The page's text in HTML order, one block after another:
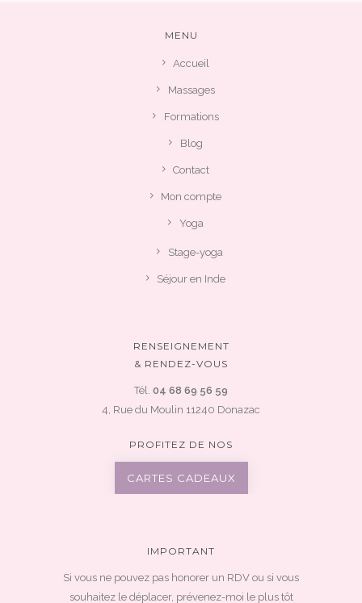
MENU
Accueil
Massages
Formations
Blog
Contact
Mon compte
Yoga
Stage-yoga
Séjour en Inde
RENSEIGNEMENT
& RENDEZ-VOUS
Tél. 04 68 69 56 59
4, Rue du Moulin 11240 Donazac
PROFITEZ DE NOS
CARTES CADEAUX
IMPORTANT
Si vous ne pouvez pas honorer un RDV ou si vous
souhaitez le déplacer, prévenez-moi le plus tôt